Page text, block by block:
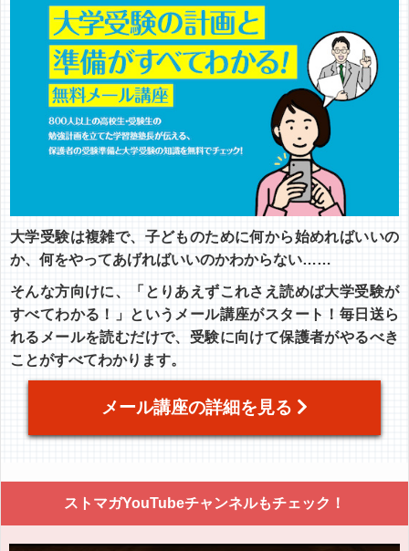
大学受験は複雑で、子どものために何から始めればいいの
か、何をやってあげればいいのかわからない……
そんな方向けに、「とりあえずこれさえ読めば大学受験が
すべてわかる！」というメール講座がスタート！毎日送ら
れるメールを読むだけで、受験に向けて保護者がやるべき
ことがすべてわかります。
メール講座の詳細を見る
ストマガYouTubeチャンネルもチェック！